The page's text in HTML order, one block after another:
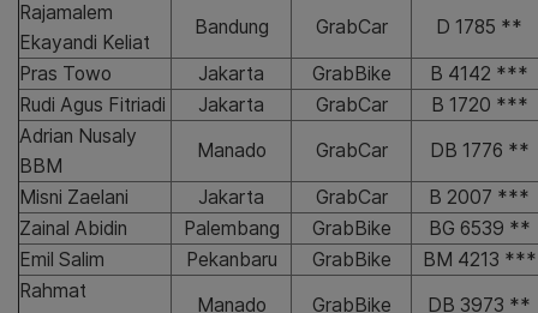
Rajamalem
Ekayandi Keliat
Bandung GrabCar D 1785 **
Pras Towo Jakarta GrabBike
B 4142 ***
Rudi Agus Fitriadi
Jakarta GrabCar
B 1720 ***
Adrian Nusaly
BBM
Manado GrabCar DB 1776 **
Misni Zaelani Jakarta GrabCar
B 2007 ***
Zainal Abidin
Palembang GrabBike
BG 6539 **
Emil Salim
Pekanbaru GrabBike
BM 4213 ***
Rahmat
Manado GrabBike DB 3973 **